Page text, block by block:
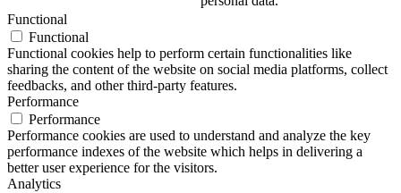
Functional
Functional
Functional cookies help to perform certain functionalities like
sharing the content of the website on social media platforms, collect
feedbacks, and other third-party features.
Performance
Performance
Performance cookies are used to understand and analyze the key
performance indexes of the website which helps in delivering a
better user experience for the visitors.
Analytics